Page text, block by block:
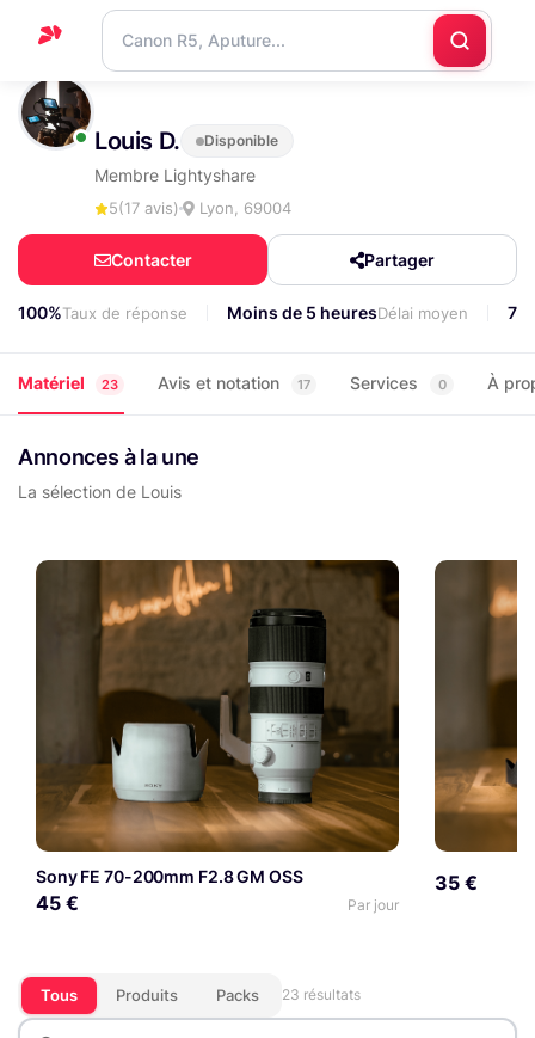
Accueil
Support
Nous
contacter
Louis D. Disponible
Membre Lightyshare
5(17 avis) Lyon, 69004
Contacter Partager
100%Taux de réponse Moins de 5 heuresDélai moyen
Matériel 23 Avis et notation 17 Services 0 À
Annonces à la une
La sélection de Louis
Sony FE 70-200mm F2.8 GM OSS
45 € Par jour
35 €
Tous Produits Packs 23 résultats